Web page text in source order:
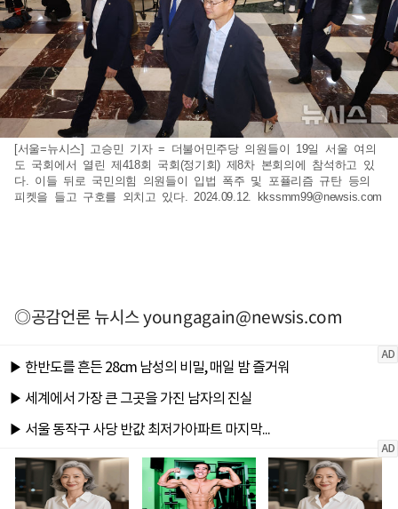
[서울=뉴시스] 고승민 기자 = 더불어민주당 의원들이 19일 서울 여의
도 국회에서 열린 제418회 국회(정기회) 제8차 본회의에 참석하고 있
다. 이들 뒤로 국민의힘 의원들이 입법 폭주 및 포퓰리즘 규탄 등의
피켓을 들고 구호를 외치고 있다. 2024.09.12.
kkssmm99@newsis.com
◎공감언론 뉴시스youngagain@newsis.com